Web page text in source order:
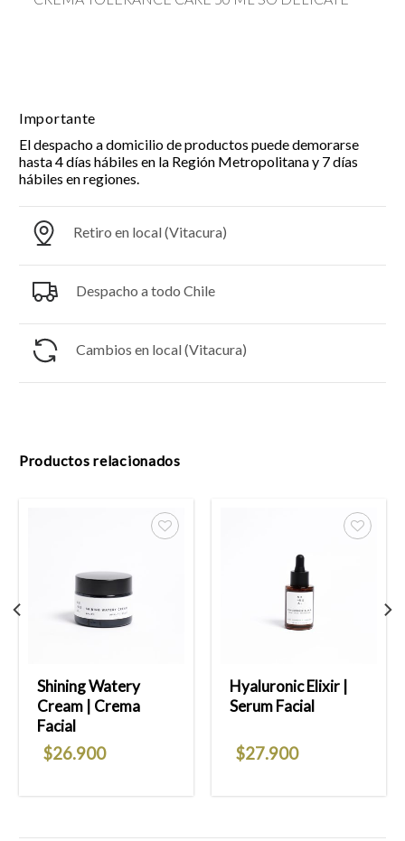
Importante
El despacho a domicilio de productos puede demorarse
hasta 4 días hábiles en la Región Metropolitana y 7 días
hábiles en regiones.
Retiro en local (Vitacura)
Despacho a todo Chile
Cambios en local (Vitacura)
Productos relacionados
Shining Watery
Cream | Crema
Facial
$26.900
Hyaluronic Elixir |
Serum Facial
$27.900